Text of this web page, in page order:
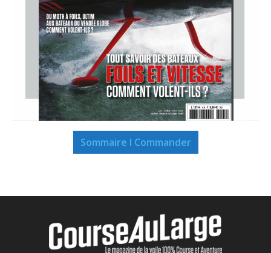
Sommaire I Commander